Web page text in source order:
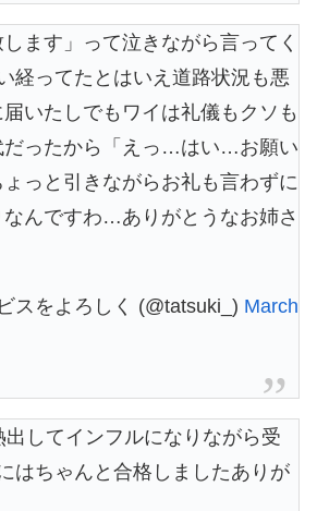
します」って泣きながら言ってく
経ってたとはいえ道路状況も悪
いたしでもワイは礼儀もクソも
だったから「えっ…はい…お願い
っと引きながらお礼も言わずに
んですわ…ありがとうなお姉さ
スをよろしく (@tatsuki_) March
してインフルになりながら受
はちゃんと合格しましたありが